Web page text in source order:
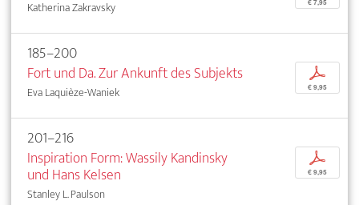
Katherina Zakravsky € 7,95
185–200
Fort und Da. Zur Ankunft des Subjekts
Eva Laquièze-Waniek
p
€ 9,95
201–216
Inspiration Form: Wassily Kandinsky
und Hans Kelsen
Stanley L. Paulson
p
€ 9,95